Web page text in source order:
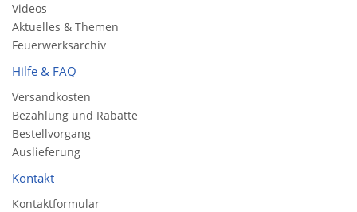
Videos
Aktuelles & Themen
Feuerwerksarchiv
Hilfe & FAQ
Versandkosten
Bezahlung und Rabatte
Bestellvorgang
Auslieferung
Kontakt
Kontaktformular